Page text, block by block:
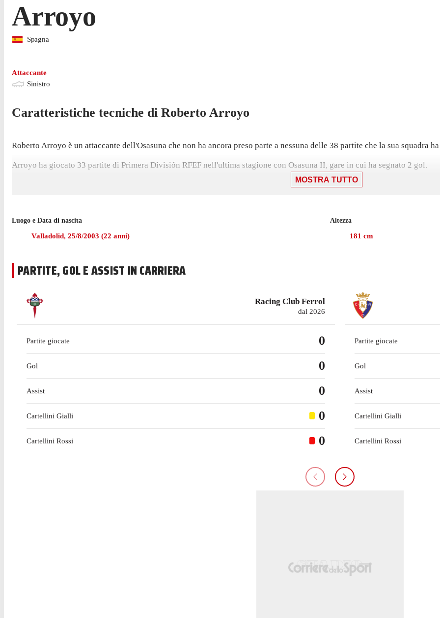
Arroyo
Spagna
Attaccante
Sinistro
Caratteristiche tecniche di Roberto Arroyo
Roberto Arroyo è un attaccante dell'Osasuna che non ha ancora preso parte a nessuna delle 38 partite che la sua squadra
Arroyo ha giocato 33 partite di Primera División RFEF nell'ultima stagione con Osasuna II, gare in cui ha segnato 2 gol.
L'attaccante ha iniziato la sua esperienza con l'Osasuna nell'ottobre 2025, mentre prima giocava con Osasuna II, con cui
Arroyo ha debuttato in LaLiga con il Real Valladolid il 28 agosto 2022, giocando 14 minuti come subentrato contro il
Arroyo in LaLiga, e non ha ancora fatto il suo esordio con l'attuale squadra, l'Osasuna, nella competizione.
MOSTRA TUTTO
Luogo e Data di nascita
Valladolid, 25/8/2003 (22 anni)
Altezza
181 cm
PARTITE, GOL E ASSIST IN CARRIERA
Racing Club Ferrol
dal 2026
Partite giocate 0
Gol 0
Assist 0
Cartellini Gialli 0
Cartellini Rossi 0
Partite giocate
Gol
Assist
Cartellini Gialli
Cartellini Rossi